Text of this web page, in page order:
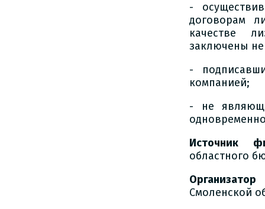
-
договорам
качестве
заключены не
-
компанией;
- не
Источник
областного
Смоленской